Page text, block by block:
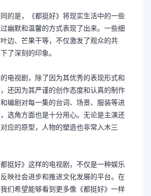
的是，《都挺好》将现实生活中的一些
幽默和温馨的方式表现了出来。一些细
边、芒果干等，不仅激发了观众的共
了深刻的印象。
电视剧，除了因为其优秀的表现形式和
还因为其严谨的创作态度和认真的制作
编剧对每一集的台词、场景、服装等进
选角方面也是十分用心。无论是主演还
应的原型，人物的塑造也非常入木三
挺好》这样的电视剧，不仅是一种娱乐
映社会进步和推进文化发展的平台。在
们希望能够看到更多像《都挺好》一样